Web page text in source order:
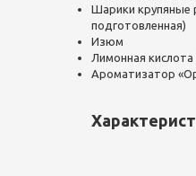
Шарики крупяные
подготовленная)
Изюм
Лимонная кислота
Ароматизатор